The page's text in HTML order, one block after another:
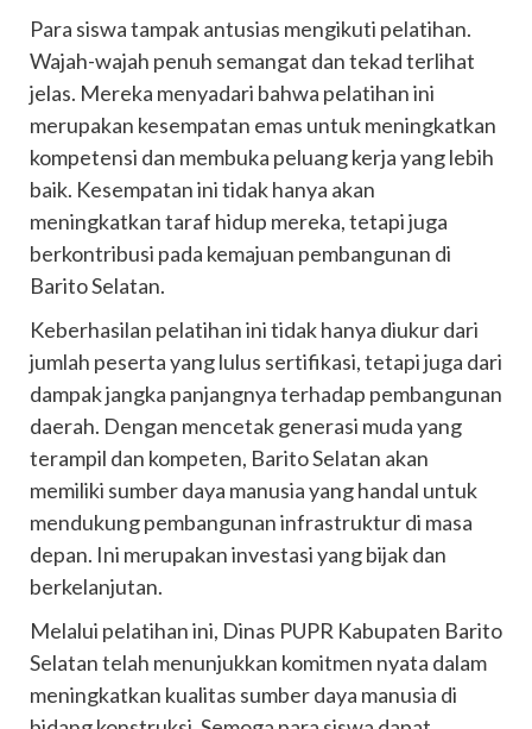
Para siswa tampak antusias mengikuti pelatihan.
Wajah-wajah penuh semangat dan tekad terlihat
jelas. Mereka menyadari bahwa pelatihan ini
merupakan kesempatan emas untuk meningkatkan
kompetensi dan membuka peluang kerja yang lebih
baik. Kesempatan ini tidak hanya akan
meningkatkan taraf hidup mereka, tetapi juga
berkontribusi pada kemajuan pembangunan di
Barito Selatan.
Keberhasilan pelatihan ini tidak hanya diukur dari
jumlah peserta yang lulus sertifikasi, tetapi juga dari
dampak jangka panjangnya terhadap pembangunan
daerah. Dengan mencetak generasi muda yang
terampil dan kompeten, Barito Selatan akan
memiliki sumber daya manusia yang handal untuk
mendukung pembangunan infrastruktur di masa
depan. Ini merupakan investasi yang bijak dan
berkelanjutan.
Melalui pelatihan ini, Dinas PUPR Kabupaten Barito
Selatan telah menunjukkan komitmen nyata dalam
meningkatkan kualitas sumber daya manusia di